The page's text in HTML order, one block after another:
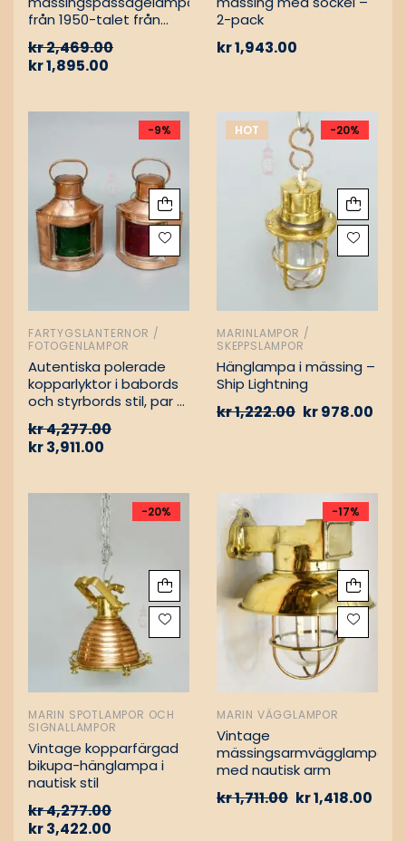
från 1950-talet från
kr2,469.00
kr1,895.00
2-pack
kr1,943.00
-9%
FARTYGSLANTERNOR /
FOTOGENLAMPOR
Autentiska polerade
kopparlyktor i babords
och styrbords stil, par –
oljelampor
kr4,277.00
kr3,911.00
HOT -20%
MARINLAMPOR /
SKEPPSLAMPOR
Hänglampa i mässing –
Ship Lightning
kr1,222.00 kr978.00
-20%
MARIN SPOTLAMPOR OCH
SIGNALLAMPOR
Vintage kopparfärgad
bikupa-hänglampa i
nautisk stil
kr4,277.00
kr3,422.00
-17%
MARIN VÄGGLAMPOR
Vintage
mässingsarmvägglampa
med nautisk arm
kr1,711.00 kr1,418.00